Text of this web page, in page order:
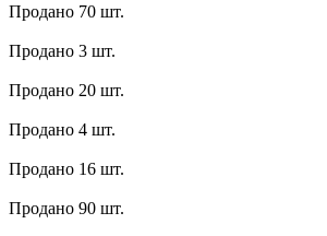
Продано 70 шт.
Продано 3 шт.
Продано 20 шт.
Продано 4 шт.
Продано 16 шт.
Продано 90 шт.